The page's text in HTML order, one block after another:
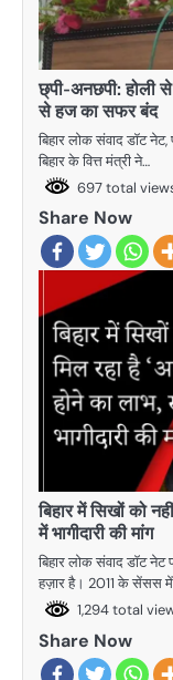
छ्पी-अनछपी: होली
से हज का सफर बंद
बिहार लोक संवाद डॉट
बिहार के वित्त मंत्री ने…
697 total
Share Now
बिहार में सिखों को
में भागीदारी की मांग
बिहार लोक संवाद डाॅट
हज़ार है। 2011 के सेंसस
1,294 total
Share Now